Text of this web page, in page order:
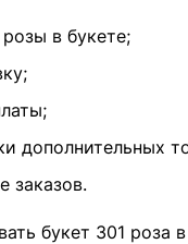
в букете;
дополнительных
заказов.
букет 301